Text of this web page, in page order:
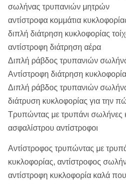
σωλήνας τρυπανιών μητρών
αντίστροφα κομμάτια
διπλή διάτρηση κυκλοφορίας
αντίστροφη διάτρηση αέρα
Διπλή ράβδος τρυπανιών
Αντίστροφη διάτρηση
Διπλή ράβδος τρυπανιών
διάτρυση κυκλοφορίας για την
Τρυπώντας με τρυπάνι σωλήνες
ασφαλίστρου αντίστροφοι
Αντίστροφος τρυπώντας με
κυκλοφορίας, αντίστροφος
αντίστροφη κυκλοφορία καλά